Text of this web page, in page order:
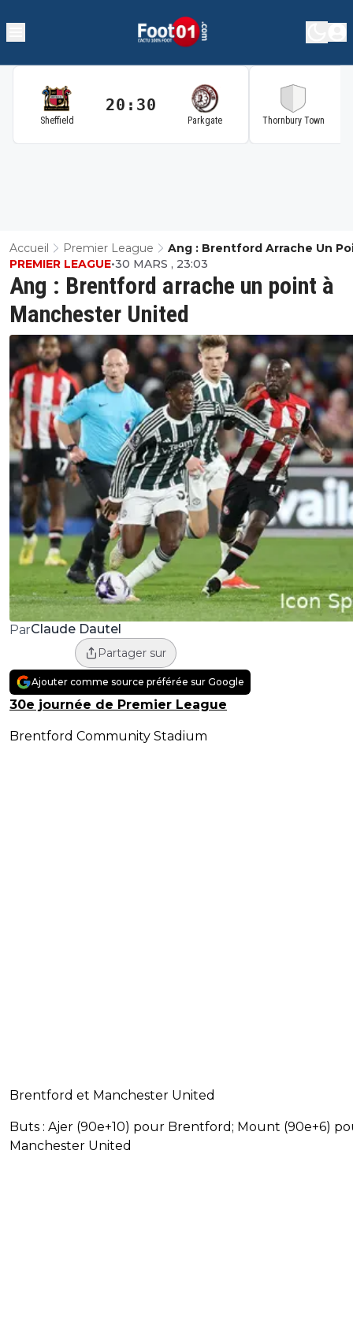
Sheffield
20:30
Parkgate Thornbury Town
Accueil Premier League
Ang : Brentford Arrache Un
Manchester United
Ang : Brentford arrache un point à
Manchester United
PREMIER LEAGUE•30 MARS , 23:03
ParClaude Dautel
Partager sur
Ajouter comme source préférée sur Google
30e journée de Premier League
Brentford Community Stadium
Brentford et Manchester United
Buts : Ajer (90e+10) pour Brentford; Mount (90e+6)
Manchester United